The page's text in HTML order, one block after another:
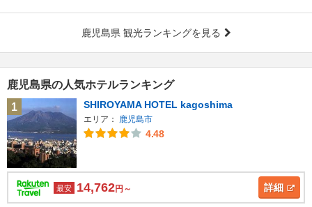
鹿児島県 観光ランキングを見る
鹿児島県の人気ホテルランキング
1
SHIROYAMA HOTEL kagoshima
エリア： 鹿児島市
4.48
最安 14,762円～ 詳細